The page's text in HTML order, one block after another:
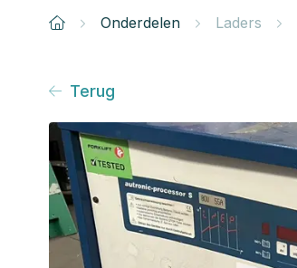
Onderdelen Laders
Terug